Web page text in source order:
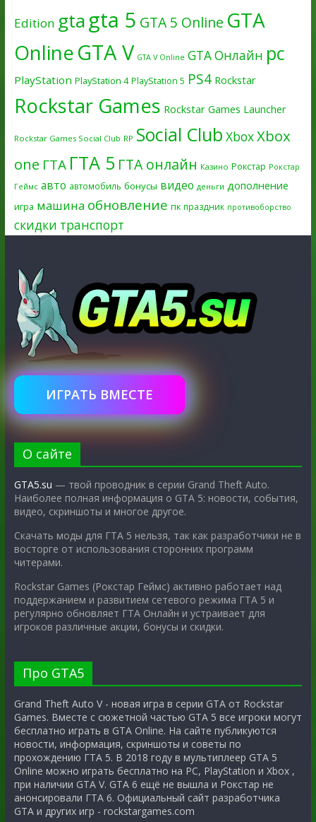
Edition gtagta 5 GTA 5 Online GTA
OnlineGTA V GTA V Online GTA Онлайн pc
PlayStation PlayStation 4 PlayStation 5 PS4 Rockstar
Rockstar Games Rockstar Games Launcher
Rockstar Games Social Club RP Social Club XboxXbox
one ГТА ГТА 5 ГТА онлайн Казино Рокстар Рокстар
Геймс авто автомобиль бонусы видео деньги дополнение
игра машина обновление пк праздник противоборство
скидки транспорт
ИГРАТЬ ВМЕСТЕ
О сайте
GTA5.su — твой проводник в серии Grand Theft Auto.
Наиболее полная информация о GTA 5: новости, события,
видео, скриншоты и многое другое.
Скачать моды для ГТА 5 нельзя, так как разработчики не в
восторге от использования сторонних программ
читерами.
Rockstar Games (Рокстар Геймс) активно работает над
поддержанием и развитием сетевого режима ГТА 5 и
регулярно обновляет ГТА Онлайн и устраивает для
игроков различные акции, бонусы и скидки.
Про GTA5
Grand Theft Auto V - новая игра в серии GTA от Rockstar
Games. Вместе с сюжетной частью GTA 5 все игроки могут
бесплатно играть в GTA Online. На сайте публикуются
новости, информация, скриншоты и советы по
прохождению ГТА 5. В 2018 году в мультиплеер GTA 5
Online можно играть бесплатно на PC, PlayStation и Xbox ,
при наличии GTA V. GTA 6 ещё не вышла и Рокстар не
анонсировали ГТА 6. Официальный сайт разработчика
GTA и других игр - rockstargames.com